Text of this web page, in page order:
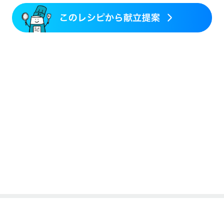
妊婦健診・体重増加が気になる（初期）
妊婦健診・血圧が気になる（初期）
妊婦健診・血糖値が気になる（初期）